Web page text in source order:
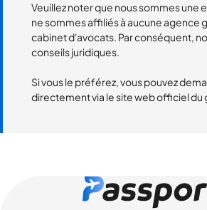
Veuillez noter que nous sommes une
ne sommes affiliés à aucune agence
cabinet d'avocats. Par conséquent,
conseils juridiques.
Si vous le préférez, vous pouvez
directement via le site web officiel